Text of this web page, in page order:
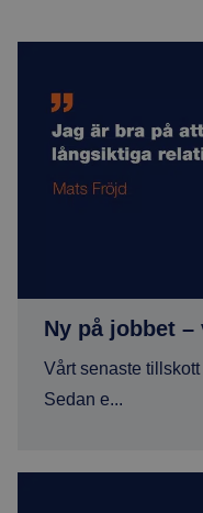
Ny på jobbet –
Vårt senaste
Sedan e...
Därför ska er brf